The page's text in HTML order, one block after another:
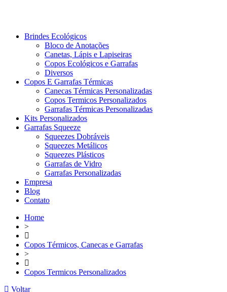
Brindes Ecológicos
Bloco de Anotações
Canetas, Lápis e Lapiseiras
Copos Ecológicos e Garrafas
Diversos
Copos E Garrafas Térmicas
Canecas Térmicas Personalizadas
Copos Termicos Personalizados
Garrafas Térmicas Personalizadas
Kits Personalizados
Garrafas Squeeze
Squeezes Dobráveis
Squeezes Metálicos
Squeezes Plásticos
Garrafas de Vidro
Garrafas Personalizadas
Empresa
Blog
Contato
Home
>
Copos Térmicos, Canecas e Garrafas
>
Copos Termicos Personalizados
Voltar